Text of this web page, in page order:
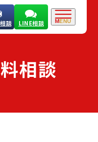
談 LINE相談 MENU
相談